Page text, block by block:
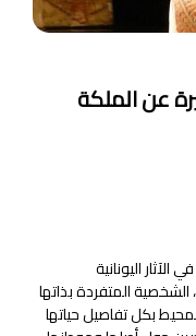
عن الملكة
اليونانية
المتفردة بذاتها
بكل تفاصيل حياتها